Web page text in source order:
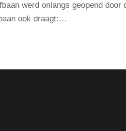
werd onlangs geopend door
ook draagt:…